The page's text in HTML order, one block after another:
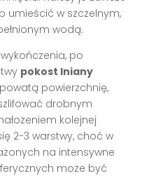
umieścić w szczelnym,
wodą.
po
pokost lniany
powierzchnię,
drobnym
kolejnej
2-3 warstwy, choć w
na intensywne
może być